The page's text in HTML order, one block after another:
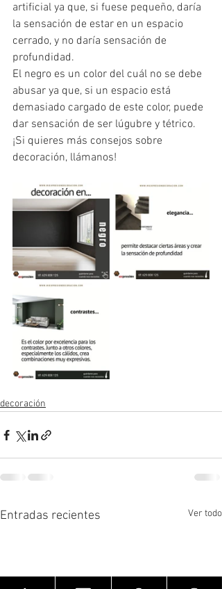
artificial ya que, si fuese pequeño, daría
la sensación de estar en un espacio
cerrado, y no daría sensación de
profundidad.
El negro es un color del cuál no se debe
abusar ya que, si un espacio está
demasiado cargado de este color, puede
dar sensación de ser lúgubre y tétrico.
¡Si quieres más consejos sobre
decoración, llámanos!
decoración
Entradas recientes Ver todo